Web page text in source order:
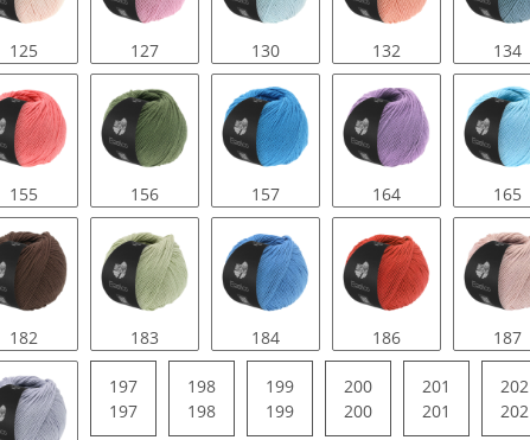
125 127 130 132 134
155 156 157 164 165
182 183 184 186 187
197
197
198
198
199
199
200
200
201
201
202
202